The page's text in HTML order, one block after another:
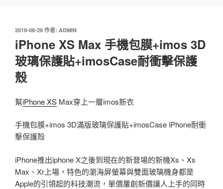
發
2019-08-29 作者: ADMIN
iPhone XS Max 手機包膜+imos 3D
玻璃保護貼+imosCase耐衝擊保護
殼
幫iPhone XS Max穿上一層imos新衣
手機包膜+imos 3D滿版玻璃保護貼+imosCase iPhone耐衝
擊保護殼
iPhone推出iphone X之後到現在的新登場的新機Xs、Xs
Max、Xr上場，特色的瀏海屏螢幕與雙面玻璃機身都是
Apple的引領起的科技潮流，單價屢創新價讓人上手的同時